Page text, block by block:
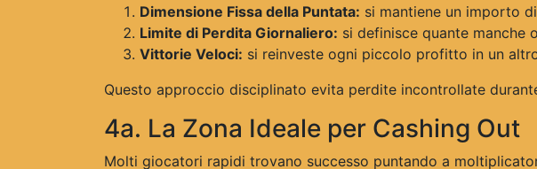
Dimensione Fissa della Puntata: si mantiene un importo
Limite di Perdita Giornaliero: si definisce quante manche
Vittorie Veloci: si reinveste ogni piccolo profitto in un
Questo approccio disciplinato evita perdite incontrollate
4a. La Zona Ideale per Cashing Out
Molti giocatori rapidi trovano successo puntando a